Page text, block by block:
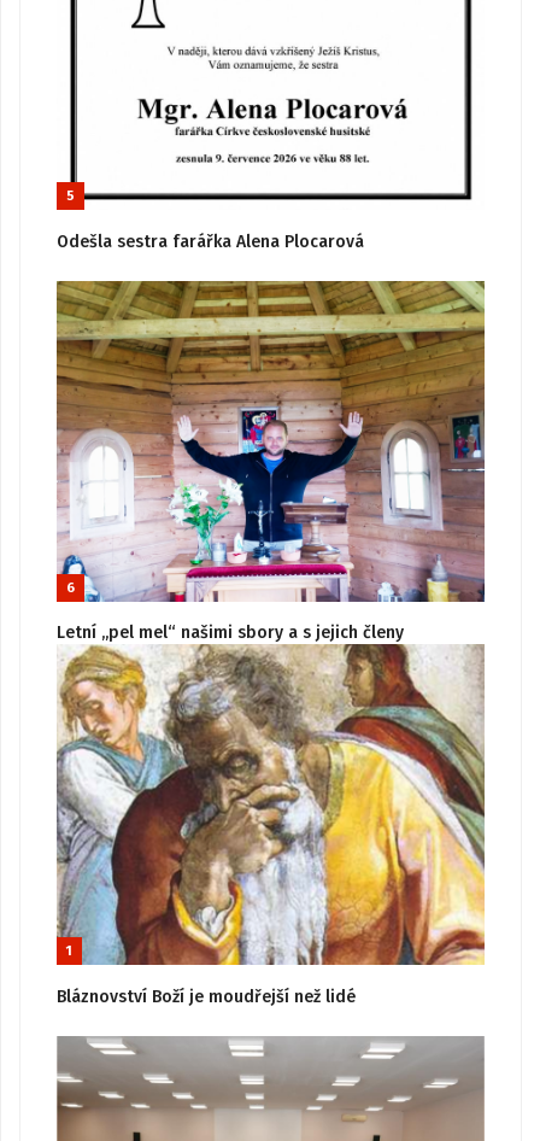
5
Odešla sestra farářka Alena Plocarová
6
Letní „pel mel“ našimi sbory a s jejich členy
1
Bláznovství Boží je moudřejší než lidé